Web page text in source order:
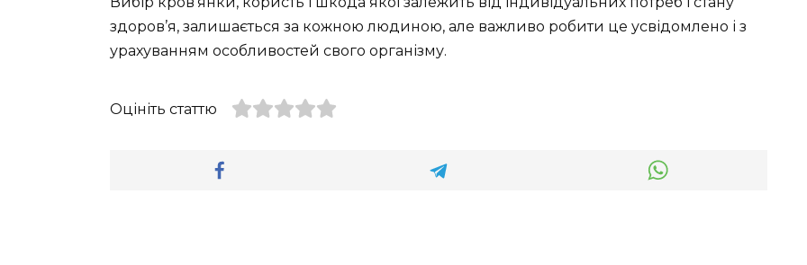
здоров’я, залишається за кожною людиною, але важливо робити це усвідомлено і з
урахуванням особливостей свого організму.
Оцініть статтю